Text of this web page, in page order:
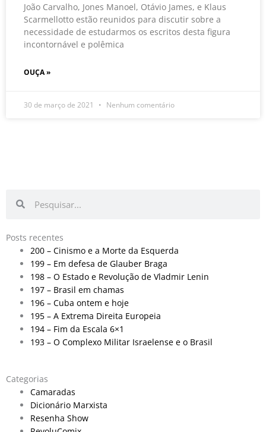
João Carvalho, Jones Manoel, Otávio James, e Klaus
Scarmellotto estão reunidos para discutir sobre a
necessidade de estudarmos os escritos desta figura
incontornável e polêmica
OUÇA »
30 de março de 2021 Nenhum comentário
Posts recentes
200 – Cinismo e a Morte da Esquerda
199 – Em defesa de Glauber Braga
198 – O Estado e Revolução de Vladmir Lenin
197 – Brasil em chamas
196 – Cuba ontem e hoje
195 – A Extrema Direita Europeia
194 – Fim da Escala 6×1
193 – O Complexo Militar Israelense e o Brasil
Categorias
Camaradas
Dicionário Marxista
Resenha Show